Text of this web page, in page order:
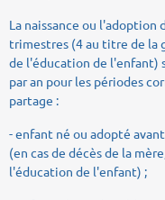
La naissance ou l'adoption
trimestres (4 au titre de la
de l'éducation de l'enfant)
par an pour les périodes
partage :
- enfant né ou adopté
(en cas de décès de la
l'éducation de l'enfant) ;